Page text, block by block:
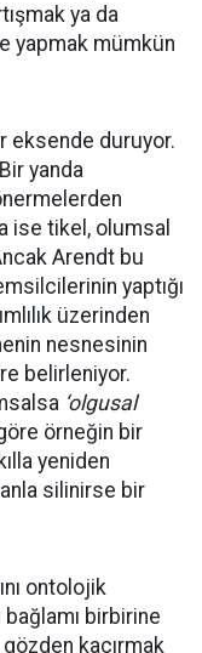
ya da
yapmak mümkün
eksende duruyor.
yanda
ise tikel, olumsal
Arendt bu
yaptığı
üzerinden
nesnesinin
belirleniyor.
‘olgusal
örneğin bir
yeniden
silinirse bir
ontolojik
birbirine
kaçırmak